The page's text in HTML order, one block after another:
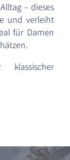
– dieses
und verleiht
für Damen